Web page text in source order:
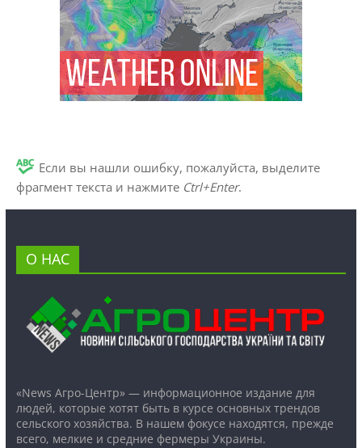
Если вы нашли ошибку, пожалуйста, выделите
фрагмент текста и нажмите Ctrl+Enter.
О НАС
«News Агро-Центр» — информационное издание для
людей, которые хотят быть в курсе основных трендов
сельского хозяйства. В нашем фокусе находятся, прежде
всего, мелкие и средние фермеры Украины.